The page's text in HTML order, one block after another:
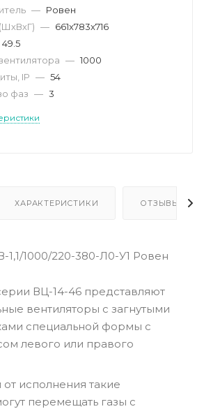
— Ровен
— 661x783x716
49.5
— 1000
IP — 54
фаз — 3
ХАРАКТЕРИСТИКИ ОТЗЫВЫ
1000/220-380-Л0-У1 Ровен
ВЦ-14-46 представляют
вентиляторы с загнутыми
специальной формы с
левого или правого
исполнения такие
перемещать газы с